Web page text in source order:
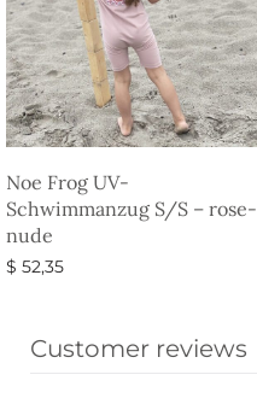
Noe Frog UV-
Schwimmanzug S/S – rose-
nude
$ 52,35
Customer reviews